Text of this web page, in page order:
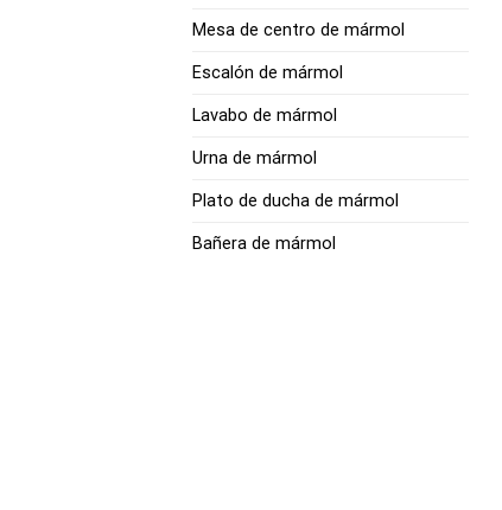
Mesa de centro de mármol
Escalón de mármol
Lavabo de mármol
Urna de mármol
Plato de ducha de mármol
Bañera de mármol